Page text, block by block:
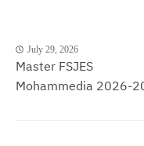
July 29, 2026
Master FSJES
Mohammedia 2026-